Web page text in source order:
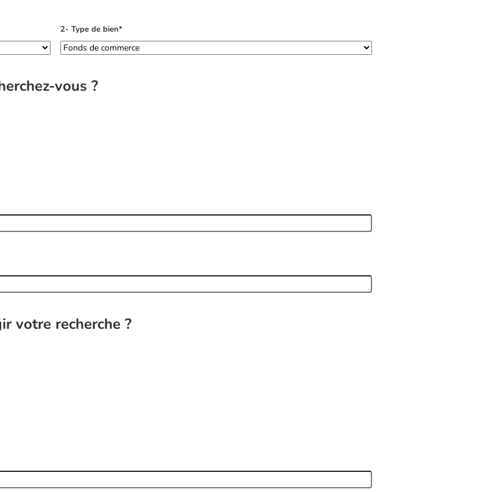
2- Type de bien*
vous ?
votre recherche ?